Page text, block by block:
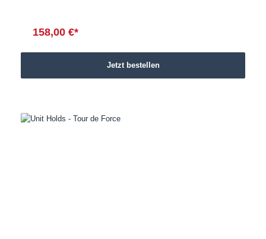
158,00 €*
Jetzt bestellen